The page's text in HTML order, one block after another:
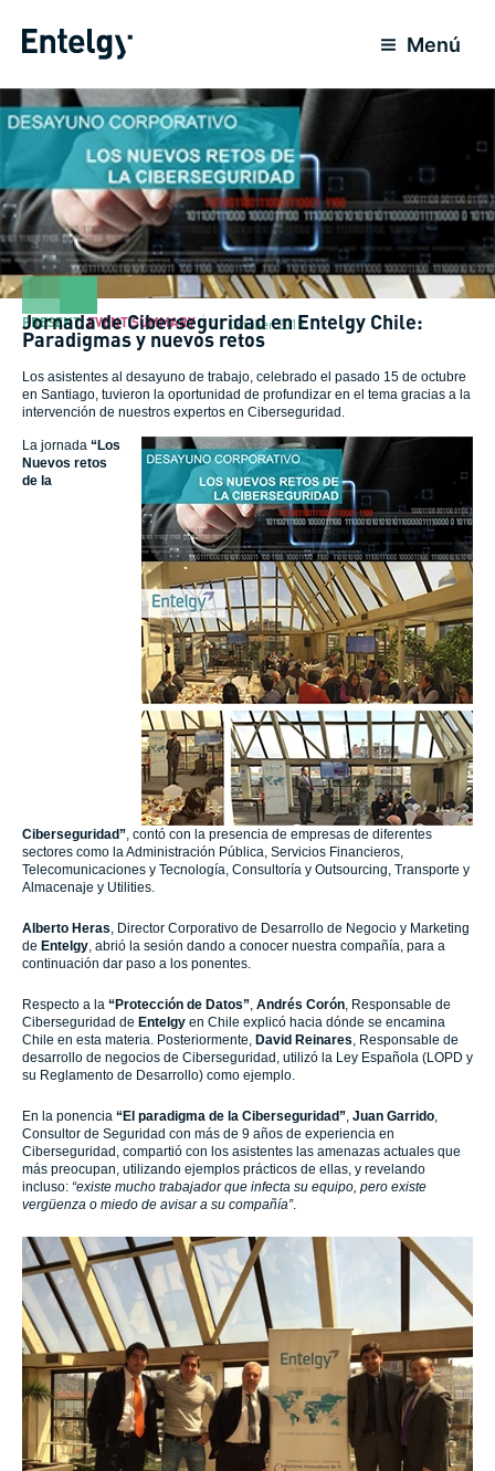
Menú
PRESENT,EVENT SUMMARY 21 October 2015
Jornada de Ciberseguridad en Entelgy Chile:
Paradigmas y nuevos retos
Los asistentes al desayuno de trabajo, celebrado el pasado 15 de octubre
en Santiago, tuvieron la oportunidad de profundizar en el tema gracias a la
intervención de nuestros expertos en Ciberseguridad.
La jornada “Los
Nuevos retos
de la
Ciberseguridad” , contó con la presencia de empresas de diferentes
sectores como la Administración Pública, Servicios Financieros,
Telecomunicaciones y Tecnología, Consultoría y Outsourcing, Transporte y
Almacenaje y Utilities.
Alberto Heras , Director Corporativo de Desarrollo de Negocio y Marketing
de Entelgy , abrió la sesión dando a conocer nuestra compañía, para a
continuación dar paso a los ponentes.
Respecto a la “Protección de Datos” Andrés Corón , Responsable de
Ciberseguridad de Entelgy en Chile explicó hacia dónde se encamina
Chile en esta materia. Posteriormente, David Reinares , Responsable de
desarrollo de negocios de Ciberseguridad, utilizó la Ley Española (LOPD y
su Reglamento de Desarrollo) como ejemplo.
En la ponencia “El paradigma de la Ciberseguridad” Juan Garrido
Consultor de Seguridad con más de 9 años de experiencia en
Ciberseguridad, compartió con los asistentes las amenazas actuales que
más preocupan, utilizando ejemplos prácticos de ellas, y revelando
incluso: “existe mucho trabajador que infecta su equipo, pero existe
vergüenza o miedo de avisar a su compañía”.